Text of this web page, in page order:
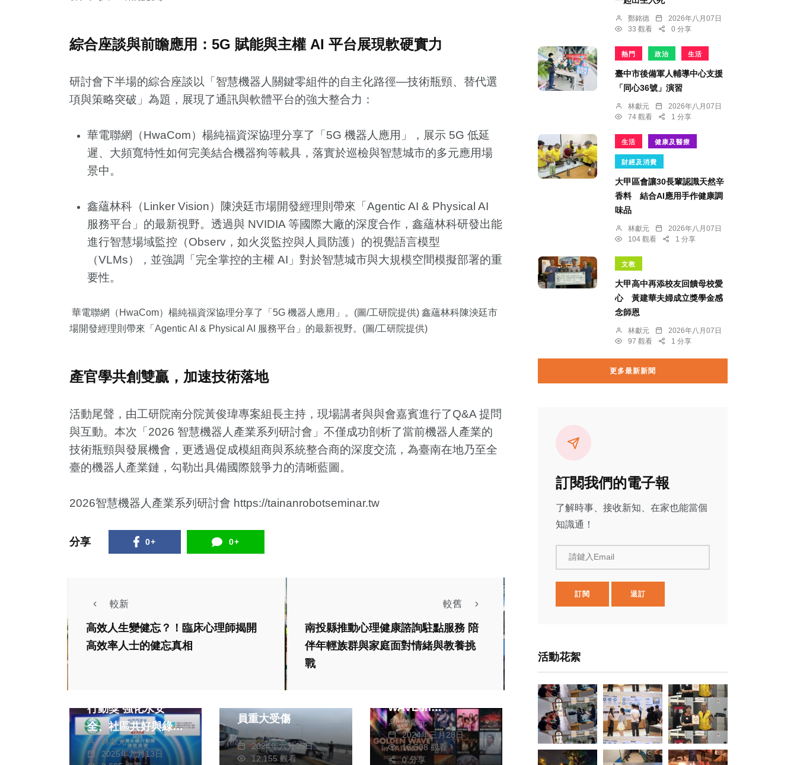
綜合座談與前瞻應用：5G 賦能與主權 AI 平台展現軟硬實力
研討會下半場的綜合座談以「智慧機器人關鍵零組件的自主化路徑—技術瓶頸、替代選
項與策略突破」為題，展現了通訊與軟體平台的強大整合力：
華電聯網（HwaCom）楊純福資深協理分享了「5G 機器人應用」，展示 5G 低延
遲、大頻寬特性如何完美結合機器狗等載具，落實於巡檢與智慧城市的多元應用場
景中。
鑫蘊林科（Linker Vision）陳泱廷市場開發經理則帶來「Agentic AI & Physical AI
服務平台」的最新視野。透過與 NVIDIA 等國際大廠的深度合作，鑫蘊林科研發出能
進行智慧場域監控（Observ，如火災監控與人員防護）的視覺語言模型
（VLMs），並強調「完全掌控的主權 AI」對於智慧城市與大規模空間模擬部署的重
要性。
華電聯網（HwaCom）楊純福資深協理分享了「5G 機器人應用」。(圖/工研院提供) 鑫蘊林科陳泱廷市
場開發經理則帶來「Agentic AI & Physical AI 服務平台」的最新視野。(圖/工研院提供)
產官學共創雙贏，加速技術落地
活動尾聲，由工研院南分院黃俊瑋專案組長主持，現場講者與與會嘉賓進行了Q&A 提問
與互動。本次「2026 智慧機器人產業系列研討會」不僅成功剖析了當前機器人產業的
技術瓶頸與發展機會，更透過促成模組商與系統整合商的深度交流，為臺南在地乃至全
臺的機器人產業鏈，勾勒出具備國際競爭力的清晰藍圖。
2026智慧機器人產業系列研討會 https://tainanrobotseminar.tw
分享 0+ 0+
較新
高效人生變健忘？！臨床心理師揭開
高效率人士的健忘真相
較舊
南投縣推動心理健康諮詢駐點服務 陪
伴年輕族群與家庭面對情緒與教養挑
戰
行動獎 強化水安
全、社區共好與綠能
創新林獻元
2025年九月13日
生活
西螺警處理交通事故
員重大受傷
蘇榮泉
2024年六月05日
12,155 觀看
熱門 影視
演唱會
WAVE in
TAIWAN】售票規劃
不當 黃牛票猖獗 粉
絲買不到抱怨連連
林獻元
2024年三月28日
16,508 觀看
0 分享
文教
鄭銘德
2026年八月07日
33 觀看
0 分享
熱門 政治 生活
臺中市後備軍人輔導中心支援
「同心36號」演習
林獻元
2026年八月07日
74 觀看
1 分享
生活 健康及醫療
財經及消費
大甲區會讓30長輩認識天然辛
香料 結合AI應用手作健康調
味品
林獻元
2026年八月07日
104 觀看
1 分享
文教
大甲高中再添校友回饋母校愛
心 黃建華夫婦成立獎學金感
念師恩
林獻元
2026年八月07日
97 觀看
1 分享
更多最新新聞
訂閱我們的電子報
了解時事、接收新知、在家也能當個
知識通！
請鍵入Email
訂閱 退訂
活動花絮